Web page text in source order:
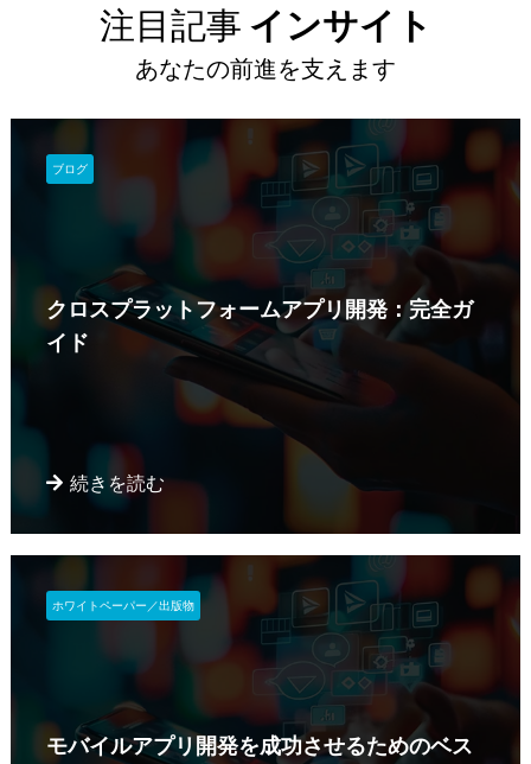
注目記事 インサイト
あなたの前進を支えます
クロスプラットフォームアプリ開発：完全ガ
イド
続きを読む
ブログ
モバイルアプリ開発を成功させるためのベス
ホワイトペーパー／出版物